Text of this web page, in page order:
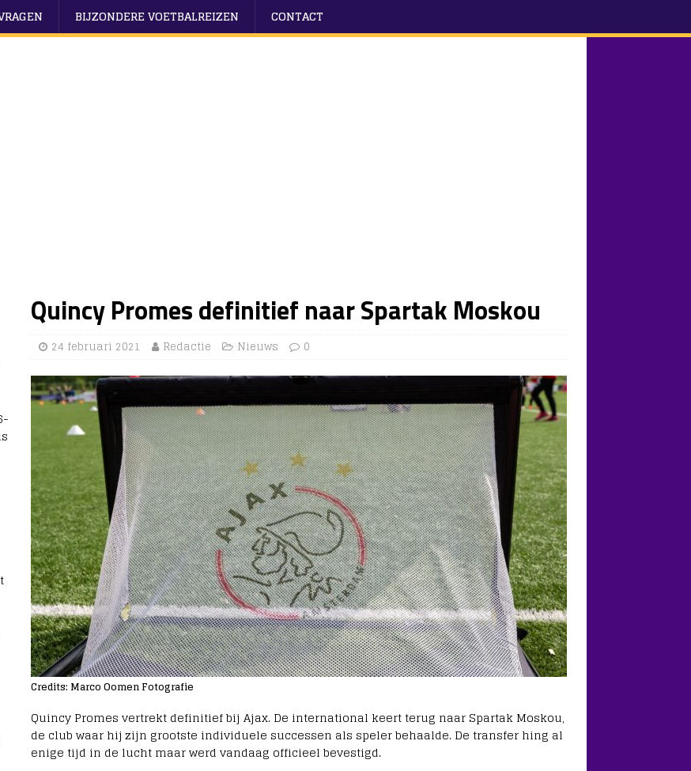
BIJZONDERE VOETBALREIZEN CONTACT
Quincy Promes definitief naar Spartak Moskou
24 februari 2021 Redactie Nieuws 0
Credits: Marco Oomen Fotografie
Quincy Promes vertrekt definitief bij Ajax. De international keert terug naar Spartak Moskou,
de club waar hij zijn grootste individuele successen als speler behaalde. De transfer hing al
enige tijd in de lucht maar werd vandaag officieel bevestigd.